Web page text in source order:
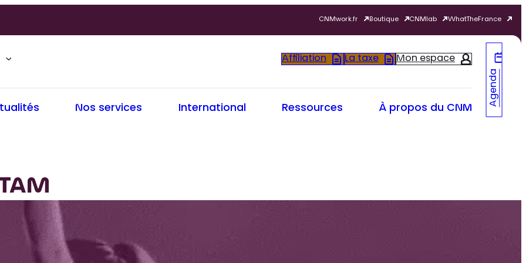
CNMwork.fr Boutique CNMlab WhatTheFrance
Affiliation La taxe Mon espace
Nos services International Ressources À propos du CNM
Agenda